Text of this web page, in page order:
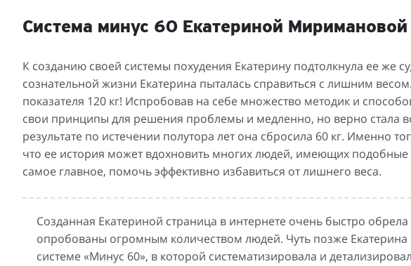
Система минус 60 Екатериной Миримановой
К созданию своей системы похудения Екатерину подтолкнула ее же
сознательной жизни Екатерина пыталась справиться с лишним
показателя 120 кг! Испробовав на себе множество методик и
свои принципы для решения проблемы и медленно, но верно стала
результате по истечении полутора лет она сбросила 60 кг. Именно
что ее история может вдохновить многих людей, имеющих подобные
самое главное, помочь эффективно избавиться от лишнего веса.
Созданная Екатериной страница в интернете очень быстро
опробованы огромным количеством людей. Чуть позже
системе «Минус 60», в которой систематизировала и